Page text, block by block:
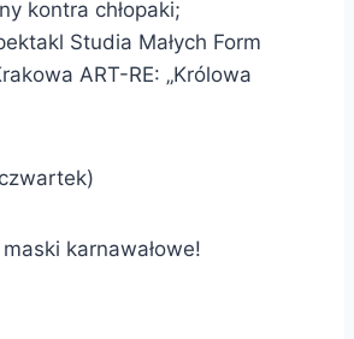
kontra chłopaki;
Studia Małych Form
ART-RE: „Królowa
karnawałowe!